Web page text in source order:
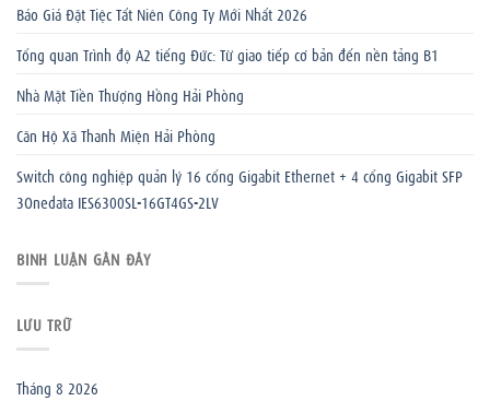
Báo Giá Đặt Tiệc Tất Niên Công Ty Mới Nhất 2026
Tổng quan Trình độ A2 tiếng Đức: Từ giao tiếp cơ bản đến nền tảng B1
Nhà Mặt Tiền Thượng Hồng Hải Phòng
Căn Hộ Xã Thanh Miện Hải Phòng
Switch công nghiệp quản lý 16 cổng Gigabit Ethernet + 4 cổng Gigabit SFP
3Onedata IES6300SL-16GT4GS-2LV
BÌNH LUẬN GẦN ĐÂY
LƯU TRỮ
Tháng 8 2026